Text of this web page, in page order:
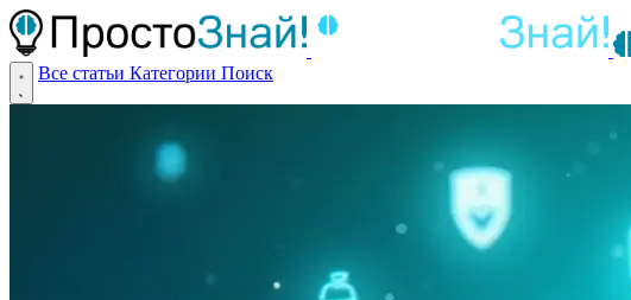
Все статьи Категории Поиск